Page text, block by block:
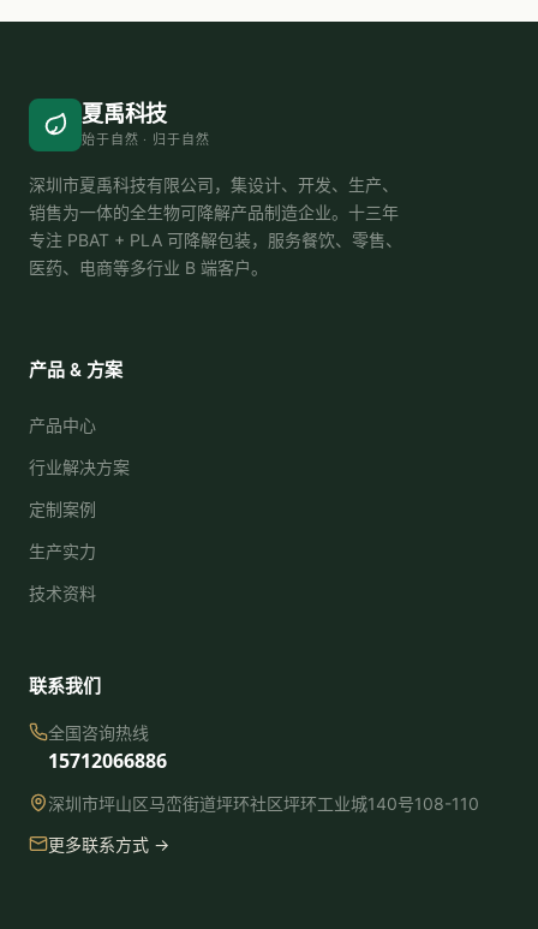
夏禹科技
始于自然 · 归于自然
深圳市夏禹科技有限公司，集设计、开发、生产、
销售为一体的全生物可降解产品制造企业。十三年
专注 PBAT + PLA 可降解包装，服务餐饮、零售、
医药、电商等多行业 B 端客户。
产品 & 方案
产品中心
行业解决方案
定制案例
生产实力
技术资料
联系我们
全国咨询热线
15712066886
深圳市坪山区马峦街道坪环社区坪环工业城140号108-110
更多联系方式 →